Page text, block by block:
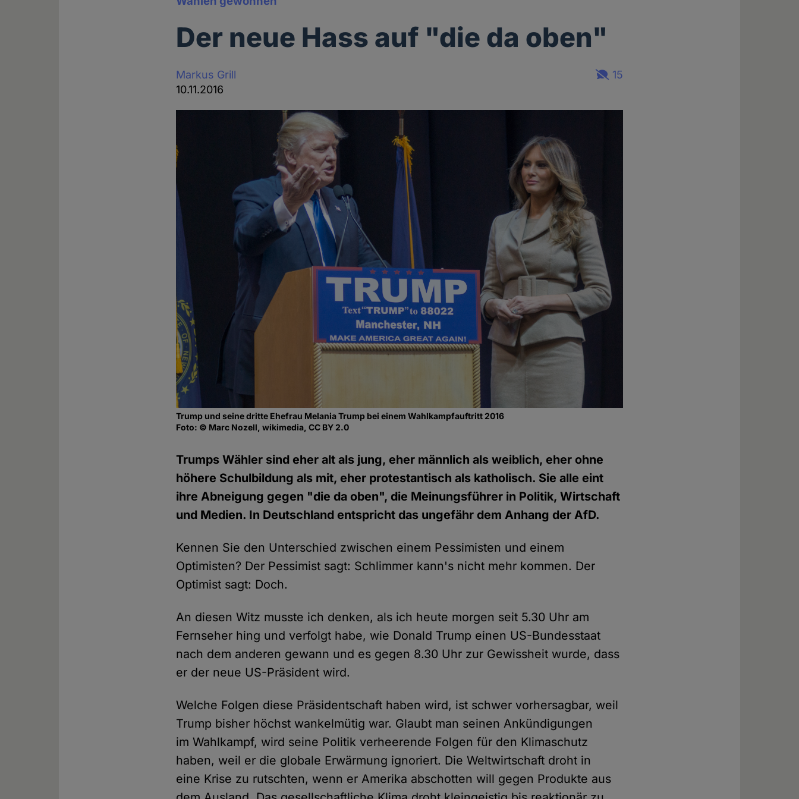
Der neue Hass auf "die da oben"
Markus Grill
10.11.2016
15
Trump und seine dritte Ehefrau Melania Trump bei einem Wahlkampfauftritt 2016
Foto: © Marc Nozell, wikimedia, CC BY 2.0
Trumps Wähler sind eher alt als jung, eher männlich als weiblich, eher ohne
höhere Schulbildung als mit, eher protestantisch als katholisch. Sie alle eint
ihre Abneigung gegen "die da oben", die Meinungsführer in Politik, Wirtschaft
und Medien. In Deutschland entspricht das ungefähr dem Anhang der AfD.
Kennen Sie den Unterschied zwischen einem Pessimisten und einem
Optimisten? Der Pessimist sagt: Schlimmer kann's nicht mehr kommen. Der
Optimist sagt: Doch.
An diesen Witz musste ich denken, als ich heute morgen seit 5.30 Uhr am
Fernseher hing und verfolgt habe, wie Donald Trump einen US-Bundesstaat
nach dem anderen gewann und es gegen 8.30 Uhr zur Gewissheit wurde, dass
er der neue US-Präsident wird.
Welche Folgen diese Präsidentschaft haben wird, ist schwer vorhersagbar, weil
Trump bisher höchst wankelmütig war. Glaubt man seinen Ankündigungen
im Wahlkampf, wird seine Politik verheerende Folgen für den Klimaschutz
haben, weil er die globale Erwärmung ignoriert. Die Weltwirtschaft droht in
eine Krise zu rutschten, wenn er Amerika abschotten will gegen Produkte aus